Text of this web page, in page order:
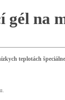
na
teplotách